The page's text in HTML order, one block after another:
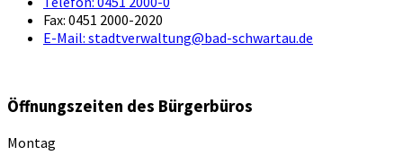
Fax: 0451 2000-2020
E-Mail: stadtverwaltung@bad-schwartau.de
Öffnungszeiten des Bürgerbüros
Montag